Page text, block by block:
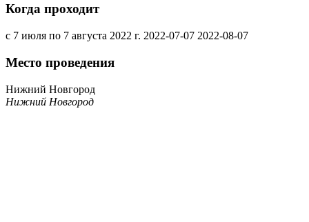
Когда проходит
с 7 июля по 7 августа 2022 г. 2022-07-07 2022-08-07
Место проведения
Нижний Новгород
Нижний Новгород